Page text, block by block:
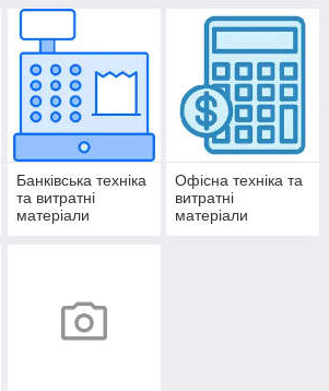
Банківська техніка
та витратні
матеріали
Офісна техніка та
витратні
матеріали